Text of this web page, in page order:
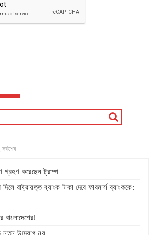
সর্বশেষ
গ্রহণ করেছেন ট্রাম্প
রাষ্ট্রায়ত্ত ব্যাংক টাকা দেবে ফারমার্স ব্যাংককে:
বাংলাদেশের!